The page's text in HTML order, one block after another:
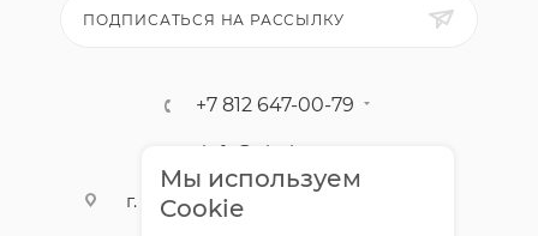
ПОДПИСАТЬСЯ НА РАССЫЛКУ
+7 812 647-00-79
info@olmigroup.ru
г. Санкт-Петербург, ул. Мебельная,
12,1 офис 210
Мы используем
Cookie